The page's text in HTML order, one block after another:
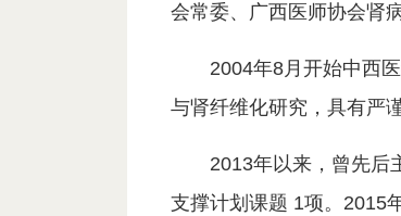
会常委、广西医师协会肾
2004年8月开始中西
与肾纤维化研究，具有严
2013年以来，曾先后
支撑计划课题 1项。2015